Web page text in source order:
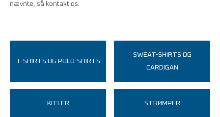
nævnte, så kontakt os.
T-SHIRTS OG POLO-SHIRTS
SWEAT-SHIRTS OG
CARDIGAN
KITLER STRØMPER